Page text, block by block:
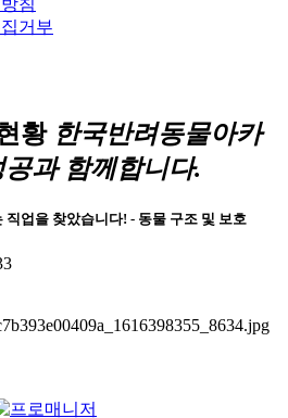
거부
황 한국반려동물아카
과 함께합니다.
직업을 찾았습니다! - 동물 구조 및 보호